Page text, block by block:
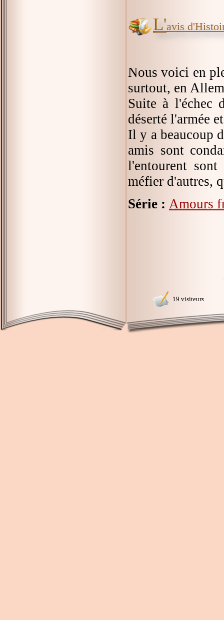
L'avis
Nous voici en
surtout, en
Suite à l'échec
déserté l'armée
Il y a beaucoup
amis sont
l'entourent
méfier d'autres,
Série : Amours
19 visiteurs